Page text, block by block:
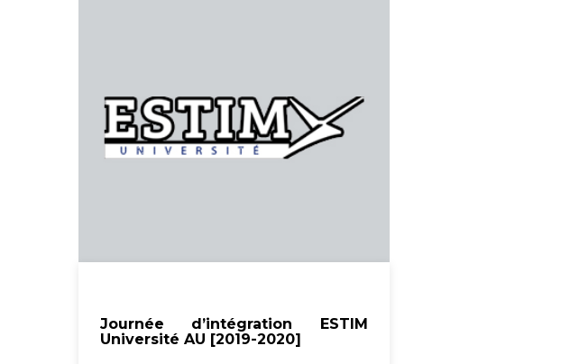
Journée d’intégration ESTIM
Université AU [2019-2020]